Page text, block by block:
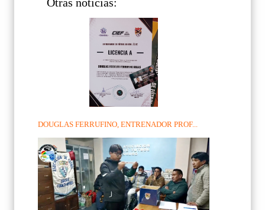
DOUGLAS FERRUFINO, ENTRENADOR PROF...